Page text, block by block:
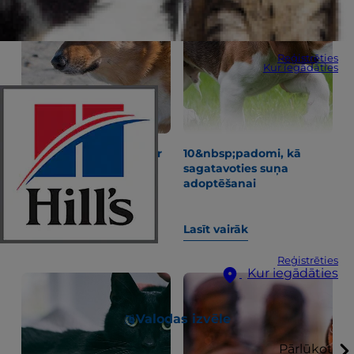
Reģistrēties
Kur iegādāties
Reģistrēties
Kur iegādāties
Valodas izvēle
Pārlūkot
"Kāpēc manam sunim ir
aizcietējums?" un citi
jautājumi par kuņģa-
zarnu traktu
Lasīt vairāk
10&nbsp;padomi, kā
sagatavoties suņa
adoptēšanai
Lasīt vairāk